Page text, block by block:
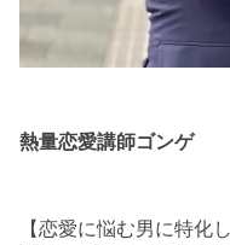
熱量恋愛講師ゴンゲ
【恋愛に悩む男に特化